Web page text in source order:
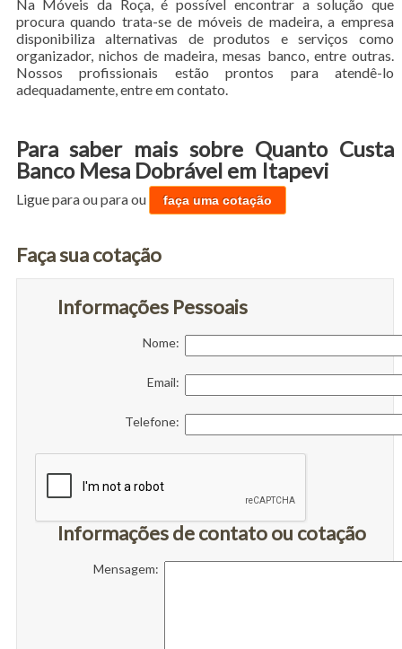
Na Móveis da Roça, é possível encontrar a solução que
procura quando trata-se de móveis de madeira, a empresa
disponibiliza alternativas de produtos e serviços como
organizador, nichos de madeira, mesas banco, entre outras.
Nossos profissionais estão prontos para atendê-lo
adequadamente, entre em contato.
Para saber mais sobre Quanto Custa
Banco Mesa Dobrável em Itapevi
Ligue paraou paraou faça uma cotação
Faça sua cotação
Informações Pessoais
Nome:
Email:
Telefone:
Informações de contato ou cotação
Mensagem: